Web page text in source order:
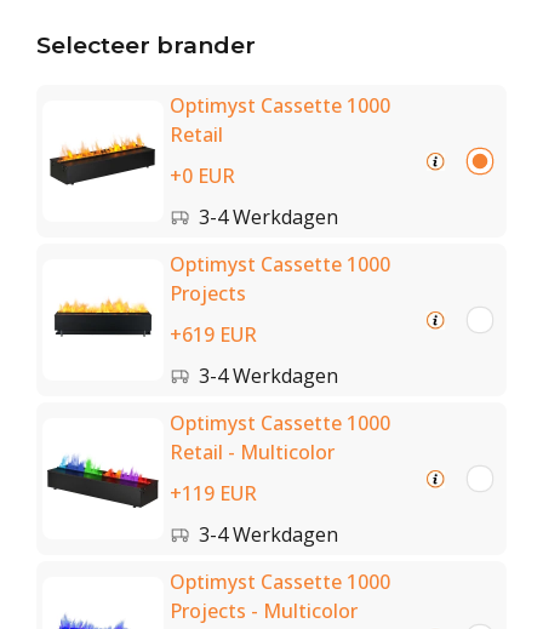
Selecteer brander
Optimyst Cassette 1000
Retail
+0 EUR
3-4 Werkdagen
Optimyst Cassette 1000
Projects
+619 EUR
3-4 Werkdagen
Optimyst Cassette 1000
Retail - Multicolor
+119 EUR
3-4 Werkdagen
Optimyst Cassette 1000
Projects - Multicolor